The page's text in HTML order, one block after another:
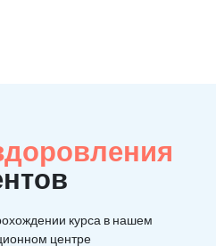
курса в нашем
центре